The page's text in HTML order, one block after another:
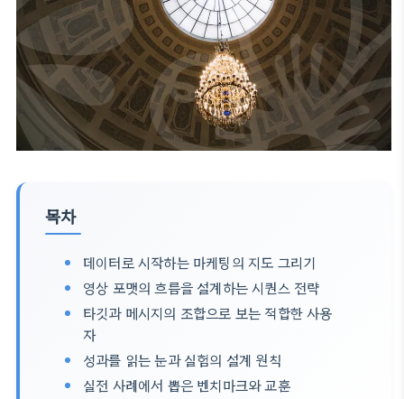
목차
데이터로 시작하는 마케팅의 지도 그리기
영상 포맷의 흐름을 설계하는 시퀀스 전략
타깃과 메시지의 조합으로 보는 적합한 사용
자
성과를 읽는 눈과 실험의 설계 원칙
실전 사례에서 뽑은 벤치마크와 교훈